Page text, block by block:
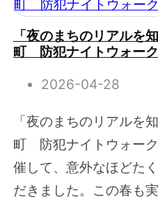
「夜のまちのリアル
町 防犯ナイトウォーク
2026-04-28
「夜のまちのリアル
町 防犯ナイトウォー
催して、意外なほどた
だきました。この春も